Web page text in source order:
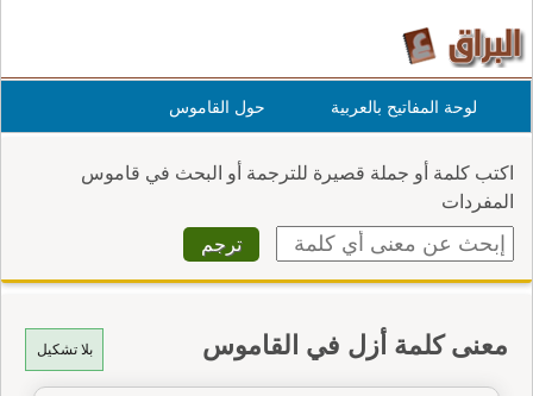
لوحة المفاتيح بالعربية حول القاموس
اكتب كلمة أو جملة قصيرة للترجمة أو البحث في قاموس
المفردات
بلا تشكيل معنى كلمة أزل في القاموس